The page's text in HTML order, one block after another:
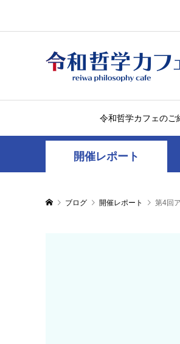
令和哲学カフェのご
開催レポート
ブログ 開催レポート 第4回